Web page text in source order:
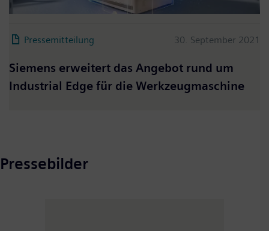
Pressemitteilung 30. September 2021
Siemens erweitert das Angebot rund um
Industrial Edge für die Werkzeugmaschine
Pressebilder